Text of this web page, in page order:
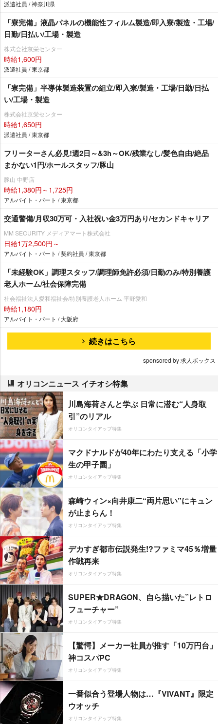
派遣社員 / 神奈川県
「寮完備」液晶パネルの機能性フィルム製造/即入寮/製造・工場/
日勤/日払い/工場・製造
株式会社京栄センター
時給1,600円
派遣社員 / 東京都
「寮完備」半導体製造装置の組立/即入寮/製造・工場/日勤/日払
い/工場・製造
株式会社京栄センター
時給1,650円
派遣社員 / 東京都
フリーターさん必見!週2日～&3h～OK/残業なし/髪色自由/絶品
まかない1円/ホールスタッフ/豚山
豚山 中野店
時給1,380円～1,725円
アルバイト・パート / 東京都
交通警備/月収30万可・入社祝い金3万円あり/セカンドキャリア
MM SECURITY メディアマート株式会社
日給1万2,500円～
アルバイト・パート / 契約社員 / 東京都
「未経験OK」調理スタッフ/調理師免許必須/日勤のみ/特別養護
老人ホーム/社会保障完備
社会福祉法人愛和福祉会/特別養護老人ホーム 平野愛和
時給1,180円
アルバイト・パート / 大阪府
続きはこちら
sponsored by 求人ボックス
オリコンニュース イチオシ特集
川島海荷さんと学ぶ 日常に潜む“人身取
引”のリアル
オリコンタイアップ特集
マクドナルドが40年にわたり支える「小学
生の甲子園」
オリコンタイアップ特集
森崎ウィン×向井康二“両片思い”にキュン
が止まらん！
オリコンタイアップ特集
デカすぎ都市伝説発生!?ファミマ45％増量
作戦再来
オリコンタイアップ特集
SUPER★DRAGON、自ら描いた”レトロ
フューチャー”
オリコンタイアップ特集
【驚愕】メーカー社員が推す「10万円台」
神コスパPC
オリコンタイアップ特集
一番似合う登場人物は…『VIVANT』限定
ウオッチ
オリコンタイアップ特集